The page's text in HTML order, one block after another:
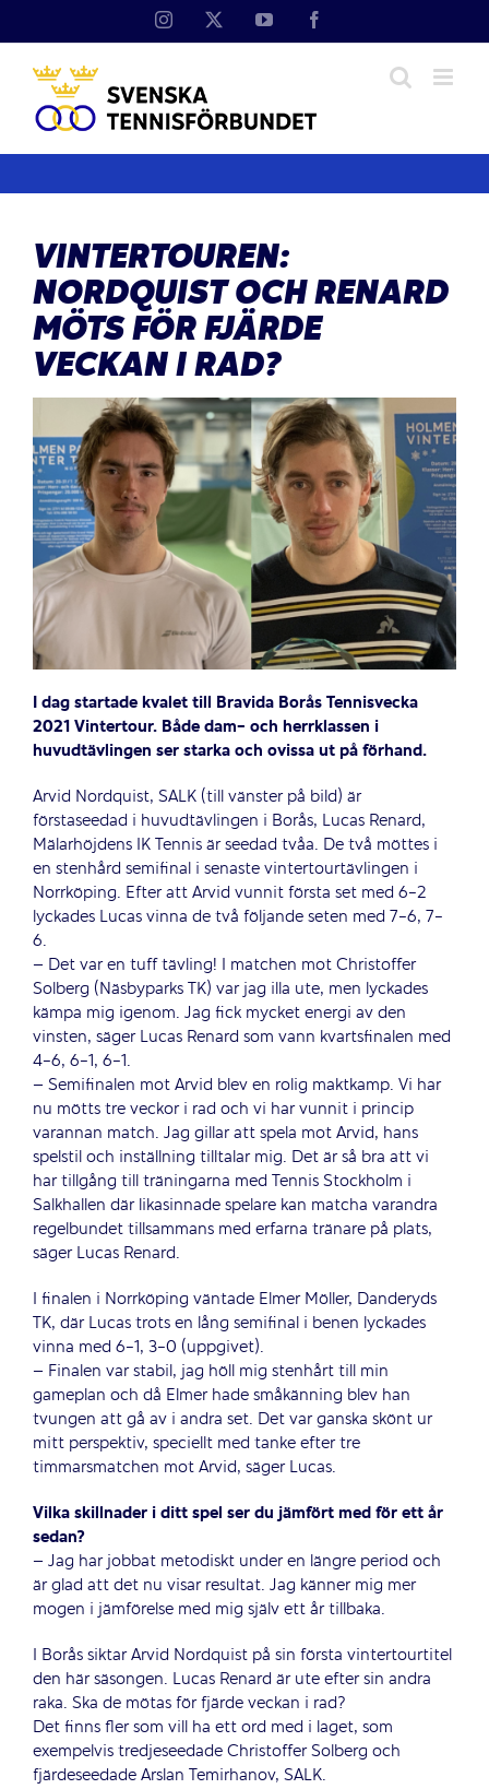
Instagram YouTube
VINTERTOUREN:
NORDQUIST OCH RENARD
MÖTS FÖR FJÄRDE
VECKAN I RAD?
I dag startade kvalet till Bravida Borås Tennisvecka
2021 Vintertour. Både dam- och herrklassen i
huvudtävlingen serstarka och ovissa ut på förhand.
Arvid Nordquist, SALK (till vänster på bild) är
förstaseedad i huvudtävlingen i Borås, Lucas Renard,
Mälarhöjdens IK Tennis är seedad tvåa. De två möttes i
en stenhård semifinal i senaste vintertourtävlingen i
Norrköping. Efter att Arvid vunnit första set med 6-2
lyckades Lucas vinna de två följande seten med 7-6, 7-
6.
– Det var en tuff tävling! I matchen mot Christoffer
Solberg (Näsbyparks TK) var jag illa ute, men lyckades
kämpa mig igenom. Jag fick mycket energi av den
vinsten, säger Lucas Renard som vann kvartsfinalen med
4-6, 6-1, 6-1.
– Semifinalen mot Arvid blev en rolig maktkamp. Vi har
nu mötts tre veckor i rad och vi har vunnit i princip
varannan match. Jag gillar att spela mot Arvid, hans
spelstil och inställning tilltalar mig. Det är så bra att vi
har tillgång till träningarna med Tennis Stockholm i
Salkhallen där likasinnade spelare kan matcha varandra
regelbundet tillsammans med erfarna tränare på plats,
säger Lucas Renard.
I finalen i Norrköping väntade Elmer Möller, Danderyds
TK, där Lucas trots en lång semifinal i benen lyckades
vinna med 6-1, 3-0 (uppgivet).
– Finalen var stabil, jag höll mig stenhårt till min
gameplan och då Elmer hade småkänning blev han
tvungen att gå av i andra set. Det var ganska skönt ur
mitt perspektiv, speciellt med tanke efter tre
timmarsmatchen mot Arvid, säger Lucas.
Vilka skillnader i ditt spel ser du jämfört med för ett år
sedan?
– Jag har jobbat metodiskt under en längre period och
är glad att det nu visar resultat. Jag känner mig mer
mogen i jämförelse med mig själv ett år tillbaka.
I Borås siktar Arvid Nordquist på sin första vintertourtitel
den här säsongen. Lucas Renard är ute efter sin andra
raka. Ska de mötas för fjärde veckan i rad?
Det finns fler som vill ha ett ord med i laget, som
exempelvis tredjeseedade Christoffer Solberg och
fjärdeseedade Arslan Temirhanov, SALK.